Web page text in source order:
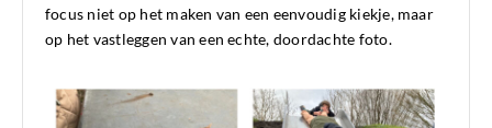
focus niet op het maken van een eenvoudig kiekje, maar
op het vastleggen van een echte, doordachte foto.